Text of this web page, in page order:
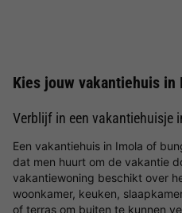
Kies jouw vakantiehuis in
Verblijf in een vakantiehuisje
Een vakantiehuis in Imola of
dat men huurt om de vakantie
vakantiewoning beschikt over
woonkamer, keuken,
of terras om buiten te kunnen